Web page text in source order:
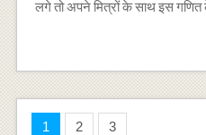
लगे तो अपने मित्रों के साथ इस
1 2 3